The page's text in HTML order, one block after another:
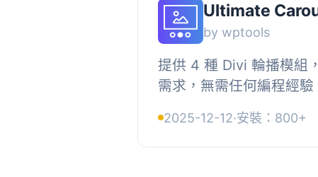
Ultimate
by wptools
提供 4 種 Divi 輪播模組
需求，無需任何編程經
個輪播獨具特色。, , 圖片...
2025-12-12·安裝：800+